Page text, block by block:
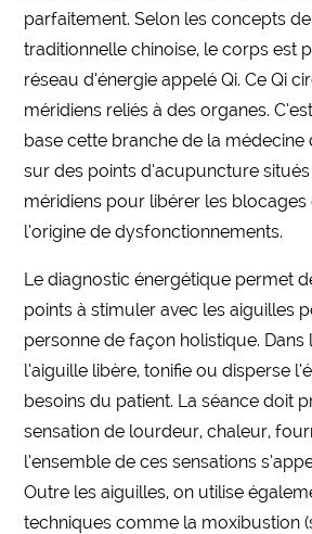
parfaitement. Selon les concepts
traditionnelle chinoise, le corps est
réseau d’énergie appelé Qi. Ce Qi
méridiens reliés à des organes.
base cette branche de la médecine
sur des points d’acupuncture
méridiens pour libérer les blocages
l’origine de dysfonctionnements.
Le diagnostic énergétique permet
points à stimuler avec les aiguilles
personne de façon holistique. Dans
l’aiguille libère, tonifie ou disperse
besoins du patient. La séance doit
sensation de lourdeur, chaleur,
l’ensemble de ces sensations
Outre les aiguilles, on utilise
techniques comme la moxibustion